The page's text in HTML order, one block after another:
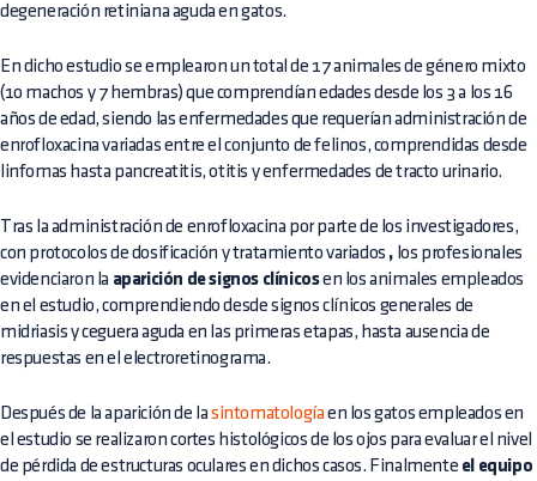
degeneración retiniana aguda en gatos.
En dicho estudio se emplearon un total de 17 animales de género mixto
(10 machos y 7 hembras) que comprendían edades desde los 3 a los 16
años de edad, siendo las enfermedades que requerían administración de
enrofloxacina variadas entre el conjunto de felinos, comprendidas desde
linfomas hasta pancreatitis, otitis y enfermedades de tracto urinario.
Tras la administración de enrofloxacina por parte de los investigadores,
con protocolos de dosificación y tratamiento variados , los profesionales
evidenciaron la aparición de signos clínicosen los animales empleados
en el estudio, comprendiendo desde signos clínicos generales de
midriasis y ceguera aguda en las primeras etapas, hasta ausencia de
respuestas en el electroretinograma.
Después de la aparición de lasintomatología en los gatos empleados en
el estudio se realizaron cortes histológicos de los ojos para evaluar el nivel
de pérdida de estructuras oculares en dichos casos. Finalmente el equipo